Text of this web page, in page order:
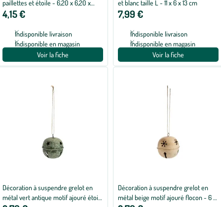
paillettes et étoile - 6,20 x 6,20 x
7,50 cm
4,15 €
Indisponible livraison
Indisponible en magasin
Voir la fiche
et blanc taille L - 11 x 6 x 13 cm
7,99 €
Indisponible livraison
Indisponible en magasin
Voir la fiche
Décoration à suspendre grelot en
métal vert antique motif ajouré étoile
Décoration à suspendre grelot en
métal beige motif ajouré flocon - 6 x